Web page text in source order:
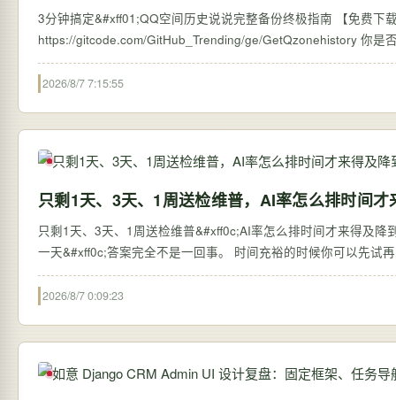
3分钟搞定&#xff01;QQ空间历史说说完整备份终极指南 【免费下载链
https://
2026/8/7 7:15:55
只剩1天、3天、1周送检维普，AI率怎么排时间
只剩1天、3天、1周送检维普&#xff0c;AI率怎么排时间才来得及
一天&#xff0c;答案完全不是一回事。 时间充裕的时候你可以先试
2026/8/7 0:09:23